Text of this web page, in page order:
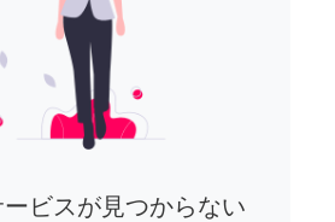
ビスが見つからない